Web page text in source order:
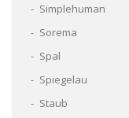
Simplehuman
Sorema
Spal
Spiegelau
Staub